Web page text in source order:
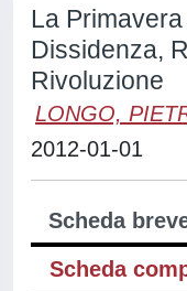
La
Dissidenza,
Rivoluzione
LONGO,
2012-01-01
Scheda
Scheda